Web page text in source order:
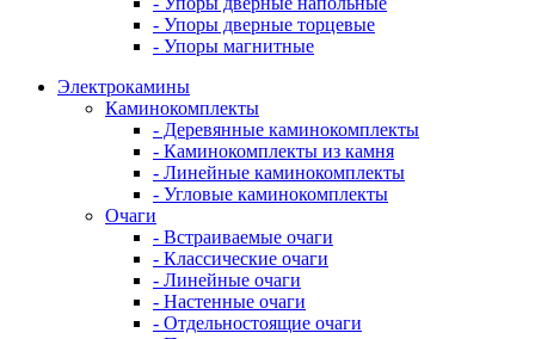
- Упоры дверные торцевые
- Упоры магнитные
Электрокамины
Каминокомплекты
- Деревянные каминокомплекты
- Каминокомплекты из камня
- Линейные каминокомплекты
- Угловые каминокомплекты
Очаги
- Встраиваемые очаги
- Классические очаги
- Линейные очаги
- Настенные очаги
- Отдельностоящие очаги